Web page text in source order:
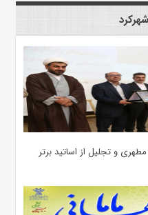
و تجلیل از اساتید برتر